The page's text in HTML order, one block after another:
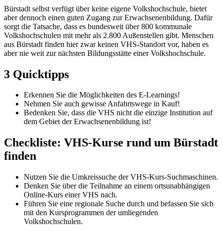
Bürstadt selbst verfügt über keine eigene Volkshochschule, bietet
aber dennoch einen guten Zugang zur Erwachsenenbildung. Dafür
sorgt die Tatsache, dass es bundesweit über 800 kommunale
Volkshochschulen mit mehr als 2.800 Außenstellen gibt. Menschen
aus Bürstadt finden hier zwar keinen VHS-Standort vor, haben es
aber nie weit zur nächsten Bildungsstätte einer Volkshochschule.
3 Quicktipps
Erkennen Sie die Möglichkeiten des E-Learnings!
Nehmen Sie auch gewisse Anfahrtswege in Kauf!
Bedenken Sie, dass die VHS nicht die einzige Institution auf
dem Gebiet der Erwachsenenbildung ist!
Checkliste: VHS-Kurse rund um Bürstadt
finden
Nutzen Sie die Umkreissuche der VHS-Kurs-Suchmaschinen.
Denken Sie über die Teilnahme an einem ortsunabhängigen
Online-Kurs einer VHS nach.
Führen Sie eine regionale Suche durch und befassen Sie sich
mit den Kursprogrammen der umliegenden
Volkshochschulen.